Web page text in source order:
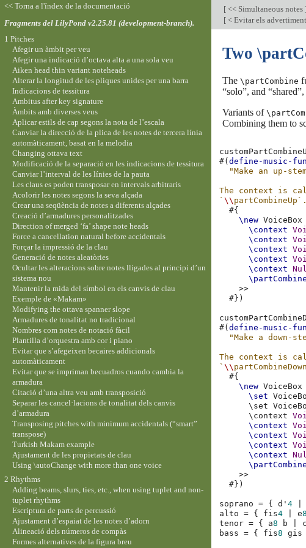
[ << Simultaneous notes
[ < Evitar els
Two
The \partCombine
“solo”, and
Variants of
Combining them to
#(define-music-
"Make an up-
The context is
`\\
#{
\new VoiceBox
\context
\context
\context
\context
\context
\partCombine
>>
#})
#(define-music-
"Make a down-
The context is
`\\
#{
\new VoiceBox
\set
\ set
\ context
\context
\context
\context
\context
\partCombine
>>
#})
soprano = { d'4
alto
= { fis4 e8
tenor = { a8 b
bass
= { fis8 gis
<< Torna a l'índex de la documentació
Fragments del LilyPond v2.25.81 (development-branch).
1 Pitches
Afegir un àmbit per veu
Afegir una indicació d’octava alta a una sola veu
Aiken head thin variant noteheads
Alterar la longitud de les pliques unides per una barra
Indicacions de tessitura
Ambitus after key signature
Àmbits amb diverses veus
Aplicar estils de cap segons la nota de l’escala
Canviar la direcció de la plica de les notes de tercera línia
automàticament, basat en la melodia
Changing ottava text
Modificació de la separació en les indicacions de tessitura
Canviar l’interval de les línies de la pauta
Les claus es poden transposar en intervals arbitraris
Acolorir les notes segons la seva alçada
Crear una seqüència de notes a diferents alçades
Creació d’armadures personalitzades
Direction of merged ‘fa’ shape note heads
Force a cancellation natural before accidentals
Forçar la impressió de la clau
Generació de notes aleatòries
Ocultar les alteracions sobre notes lligades al principi d’un
sistema nou
Mantenir la mida del símbol en els canvis de clau
Exemple de «Makam»
Modifying the ottava spanner slope
Armadures de tonalitat no tradicional
Nombres com notes de notació fàcil
Plantilla d’orquestra amb cor i piano
Evitar que s’afegeixen becaires addicionals
automàticament
Evitar que se impriman becuadros cuando cambia la
armadura
Citació d’una altra veu amb transposició
Separar les cancel·lacions de tonalitat dels canvis
d’armadura
Transposing pitches with minimum accidentals (“smart”
transpose)
Turkish Makam example
Ajustament de les propietats de clau
Using \autoChange with more than one voice
2 Rhythms
Adding beams, slurs, ties, etc., when using tuplet and non-
tuplet rhythms
Escriptura de parts de percussió
Ajustament d’espaiat de les notes d’adorn
Alineació dels números de compàs
Formes alternatives de la figura breu